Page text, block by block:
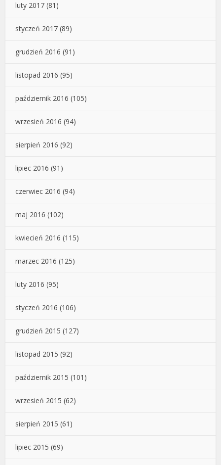
luty 2017 (81)
styczeń 2017 (89)
grudzień 2016 (91)
listopad 2016 (95)
październik 2016 (105)
wrzesień 2016 (94)
sierpień 2016 (92)
lipiec 2016 (91)
czerwiec 2016 (94)
maj 2016 (102)
kwiecień 2016 (115)
marzec 2016 (125)
luty 2016 (95)
styczeń 2016 (106)
grudzień 2015 (127)
listopad 2015 (92)
październik 2015 (101)
wrzesień 2015 (62)
sierpień 2015 (61)
lipiec 2015 (69)